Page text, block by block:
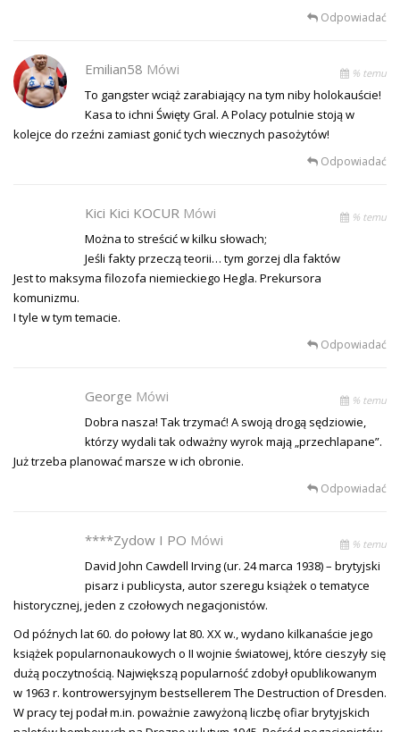
Odpowiadać
Emilian58 Mówi % temu
To gangster wciąż zarabiający na tym niby holokauście!
Kasa to ichni Święty Gral. A Polacy potulnie stoją w
kolejce do rzeźni zamiast gonić tych wiecznych pasożytów!
Odpowiadać
Kici Kici KOCUR Mówi % temu
Można to streścić w kilku słowach;
Jeśli fakty przeczą teorii… tym gorzej dla faktów
Jest to maksyma filozofa niemieckiego Hegla. Prekursora
komunizmu.
I tyle w tym temacie.
Odpowiadać
George Mówi % temu
Dobra nasza! Tak trzymać! A swoją drogą sędziowie,
którzy wydali tak odważny wyrok mają „przechlapane”.
Już trzeba planować marsze w ich obronie.
Odpowiadać
****zydow I PO Mówi % temu
David John Cawdell Irving (ur. 24 marca 1938) – brytyjski
pisarz i publicysta, autor szeregu książek o tematyce
historycznej, jeden z czołowych negacjonistów.
Od późnych lat 60. do połowy lat 80. XX w., wydano kilkanaście jego
książek popularnonaukowych o II wojnie światowej, które cieszyły się
dużą poczytnością. Największą popularność zdobył opublikowanym
w 1963 r. kontrowersyjnym bestsellerem The Destruction of Dresden.
W pracy tej podał m.in. poważnie zawyżoną liczbę ofiar brytyjskich